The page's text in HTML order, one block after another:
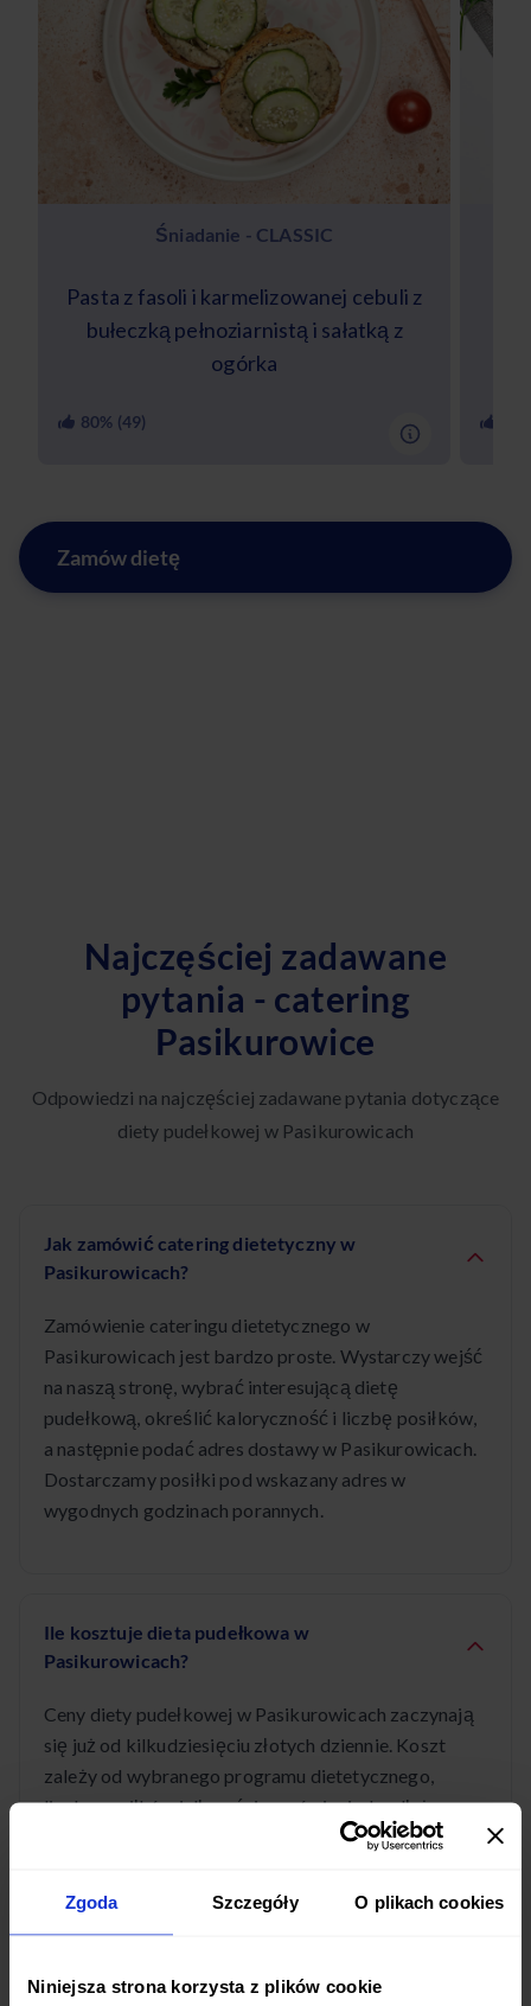
Zgoda Szczegóły O plikach cookies
Niniejsza strona korzysta z plików cookie
Śniadanie - CLASSIC
Pasta z fasoli i karmelizowanej cebuli z
bułeczką pełnoziarnistą i sałatką z
ogórka
80% (49)
Zamów dietę
Najczęściej zadawane
pytania - catering
Pasikurowice
Odpowiedzi na najczęściej zadawane pytania dotyczące
diety pudełkowej w Pasikurowicach
Jak zamówić catering dietetyczny w
Pasikurowicach?
Zamówienie cateringu dietetycznego w
Pasikurowicach jest bardzo proste. Wystarczy wejść
na naszą stronę, wybrać interesującą dietę
pudełkową, określić kaloryczność i liczbę posiłków,
a następnie podać adres dostawy w Pasikurowicach.
Dostarczamy posiłki pod wskazany adres w
wygodnych godzinach porannych.
Ile kosztuje dieta pudełkowa w
Pasikurowicach?
Ceny diety pudełkowej w Pasikurowicach zaczynają
się już od kilkudziesięciu złotych dziennie. Koszt
zależy od wybranego programu dietetycznego,
liczby posiłków i długości zamówienia. Im dłuższe
zamówienie, tym większy rabat - nawet do 10% na
aby poznać dokładne ceny.